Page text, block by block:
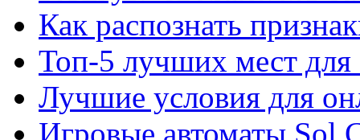
Как распознать
Топ-5 лучших мест для
Лучшие условия для